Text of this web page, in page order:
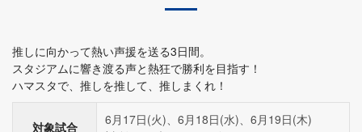
推しに向かって熱い声援を送る3日間。
スタジアムに響き渡る声と熱狂で勝利を目指す！
ハマスタで、推しを推して、推しまくれ！
対象試合
6月17日(火)、6月18日(水)、6月19日(木)